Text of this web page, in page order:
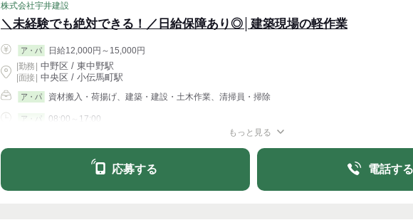
株式会社宇井建設
＼未経験でも絶対できる！／日給保障あり◎│建築現場の軽作業
ア・パ
日給12,000円～15,000円
|勤務 中野区 / 東中野駅
| 面接 | 中央区 / 小伝馬町駅
ア・パ 資材搬入・荷揚げ、建築・建設・土木作業、清掃員・掃除
ア・パ 08:00～17:00
もっと見る
応募する 電話する